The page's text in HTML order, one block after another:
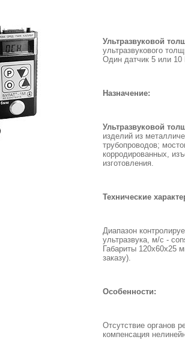
Ультразвуковой
ультразвукового
Один датчик 5 или 10
Назначение:
Ультразвуковой
изделий из
трубопроводов;
корродированных,
изготовления.
Технические
Диапазон
ультразвука, м/с -
Габариты 120х60х25
заказу).
Особенности:
Отсутствие органов
компенсация